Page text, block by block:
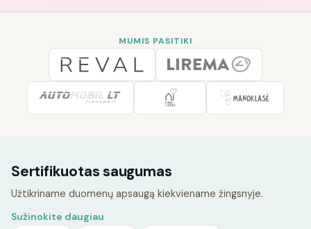
MUMIS PASITIKI
Sertifikuotas saugumas
Užtikriname duomenų apsaugą kiekviename žingsnyje.
Sužinokite daugiau